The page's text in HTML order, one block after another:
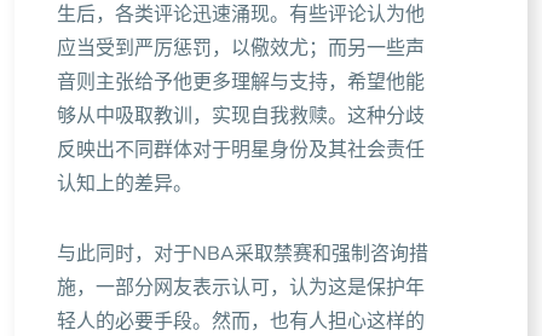
生后，各类评论迅速涌现。有些评论认为他
应当受到严厉惩罚，以儆效尤；而另一些声
音则主张给予他更多理解与支持，希望他能
够从中吸取教训，实现自我救赎。这种分歧
反映出不同群体对于明星身份及其社会责任
认知上的差异。
与此同时，对于NBA采取禁赛和强制咨询措
施，一部分网友表示认可，认为这是保护年
轻人的必要手段。然而，也有人担心这样的